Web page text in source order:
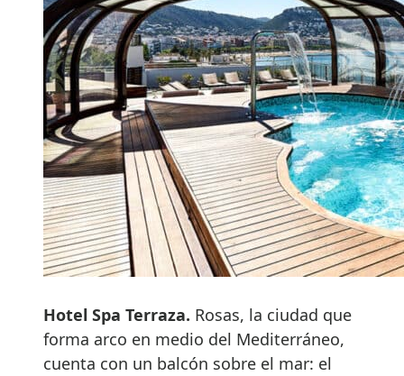
Hotel Spa Terraza. Rosas, la ciudad que
forma arco en medio del Mediterráneo,
cuenta con un balcón sobre el mar: el